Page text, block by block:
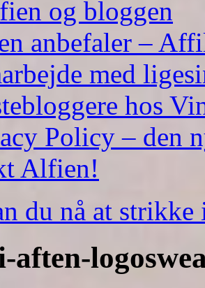
og bloggen
anbefaler –
med
hos
Policy – den
Alfien!
du nå at strikke
aften-